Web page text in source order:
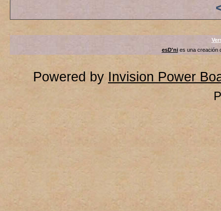
esD'nies una creación
Powered by Invision Power